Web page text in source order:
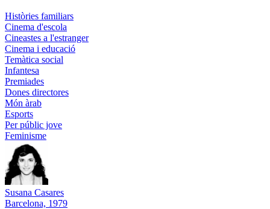
Històries familiars
Cinema d'escola
Cineastes a l'estranger
Cinema i educació
Temàtica social
Infantesa
Premiades
Dones directores
Món àrab
Esports
Per públic jove
Feminisme
Susana Casares
Barcelona, 1979